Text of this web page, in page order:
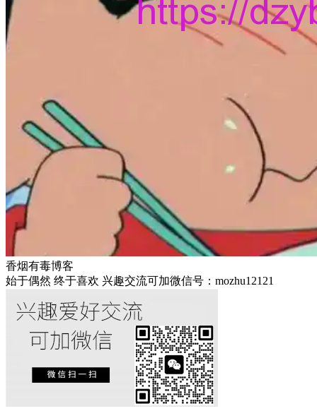
香烟有毒博客
始于偶然 终于喜欢 兴趣交流可加微信号：mozhu12121